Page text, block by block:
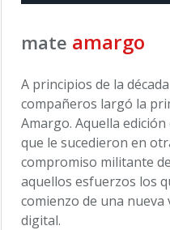
mate amargo
A principios de la
compañeros largó la
Amargo. Aquella
que le sucedieron en
compromiso militante
aquellos esfuerzos los
comienzo de una
digital.